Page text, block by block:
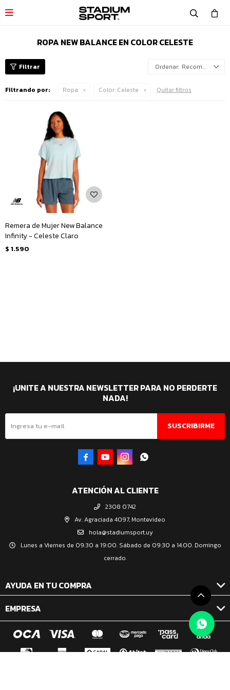

ROPA NEW BALANCE EN COLOR CELESTE
Recomendados
Filtrando por: Ropa Color: Celeste Quitar filtros
Remera de Mujer New Balance
Infinity - Celeste Claro
$ 1.590
ATENCIÓN AL CLIENTE
2308 0742
Av. Agraciada 4097, Montevideo
hola@stadiumsport.uy
Lunes a Viernes de 09:30 a 19:00. Sábado de 09:30 a 14:00. Domingo
cerrado.
AYUDA EN TU COMPRA
EMPRESA
¡UNITE A NUESTRA NEWSLETTER PARA NO PERDERTE
NADA!
SUSCRIBIRME
   